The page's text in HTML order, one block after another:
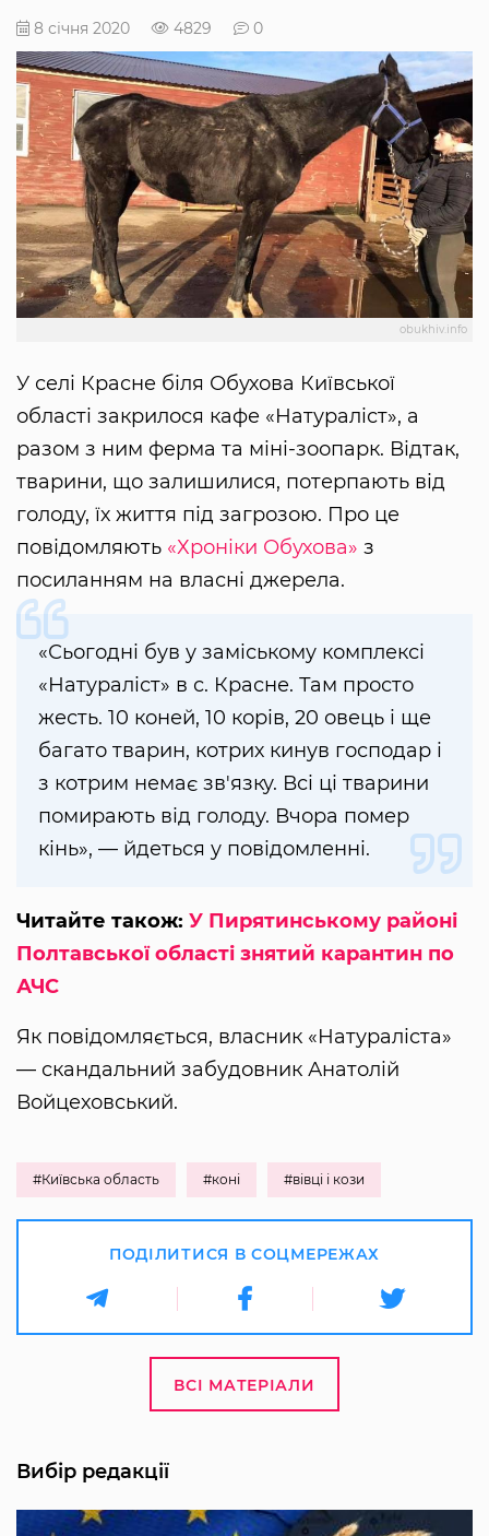
8 січня 2020 4829 0
obukhiv.info
У селі Красне біля Обухова Київської
області закрилося кафе «Натураліст», а
разом з ним ферма та міні-зоопарк. Відтак,
тварини, що залишилися, потерпають від
голоду, їх життя під загрозою. Про це
повідомляють «Хроніки Обухова» з
посиланням на власні джерела.
«Сьогодні був у заміському комплексі
«Натураліст» в с. Красне. Там просто
жесть. 10 коней, 10 корів, 20 овець і ще
багато тварин, котрих кинув господар і
з котрим немає зв'язку. Всі ці тварини
помирають від голоду. Вчора помер
кінь», — йдеться у повідомленні.
Читайте також: У Пирятинському районі
Полтавської області знятий карантин по
АЧС
Як повідомляється, власник «Натураліста»
— скандальний забудовник Анатолій
Войцеховський.
#Київська область #коні #вівці і кози
ПОДІЛИТИСЯ В СОЦМЕРЕЖАХ
ВСІ МАТЕРІАЛИ
Вибір редакції